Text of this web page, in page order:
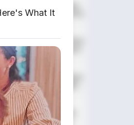
& Range 1.585 Km
8: SUV Off-Road PHEV
Tantang Land Cruiser!
Listrik Kompak dengan
Solid-State & Range
MPV Ultra-Mewah
Penantang Toyota
What It